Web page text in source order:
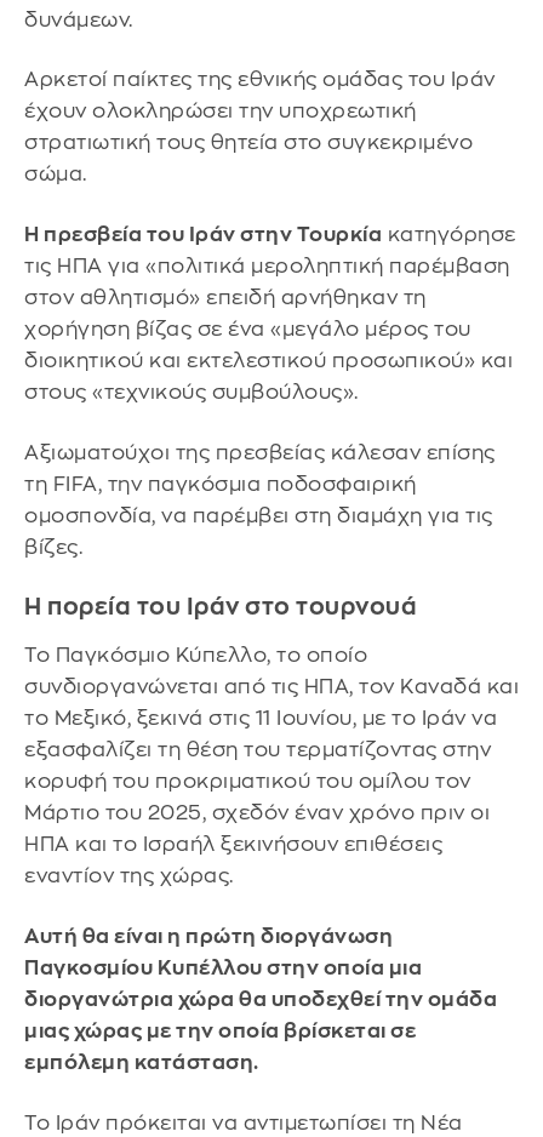
δυνάμεων.
Αρκετοί παίκτες της εθνικής ομάδας του Ιράν
έχουν ολοκληρώσει την υποχρεωτική
στρατιωτική τους θητεία στο συγκεκριμένο
σώμα.
Η πρεσβεία του Ιράν στην Τουρκία κατηγόρησε
τις ΗΠΑ για «πολιτικά μεροληπτική παρέμβαση
στον αθλητισμό» επειδή αρνήθηκαν τη
χορήγηση βίζας σε ένα «μεγάλο μέρος του
διοικητικού και εκτελεστικού προσωπικού» και
στους «τεχνικούς συμβούλους».
Αξιωματούχοι της πρεσβείας κάλεσαν επίσης
τη FIFA, την παγκόσμια ποδοσφαιρική
ομοσπονδία, να παρέμβει στη διαμάχη για τις
βίζες.
Η πορεία του Ιράν στο τουρνουά
Το Παγκόσμιο Κύπελλο, το οποίο
συνδιοργανώνεται από τις ΗΠΑ, τον Καναδά και
το Μεξικό, ξεκινά στις 11 Ιουνίου, με το Ιράν να
εξασφαλίζει τη θέση του τερματίζοντας στην
κορυφή του προκριματικού του ομίλου τον
Μάρτιο του 2025, σχεδόν έναν χρόνο πριν οι
ΗΠΑ και το Ισραήλ ξεκινήσουν επιθέσεις
εναντίον της χώρας.
Αυτή θα είναι η πρώτη διοργάνωση
Παγκοσμίου Κυπέλλου στην οποία μια
διοργανώτρια χώρα θα υποδεχθεί την ομάδα
μιας χώρας με την οποία βρίσκεται σε
εμπόλεμη κατάσταση.
Το Ιράν πρόκειται να αντιμετωπίσει τη Νέα